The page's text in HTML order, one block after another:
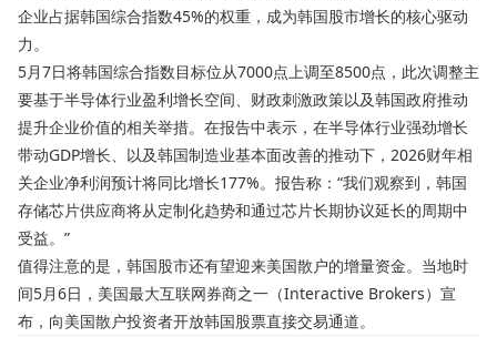
企业占据韩国综合指数45%的权重，成为韩国股市增长的核心驱动
力。
5月7日将韩国综合指数目标位从7000点上调至8500点，此次调整主
要基于半导体行业盈利增长空间、财政刺激政策以及韩国政府推动
提升企业价值的相关举措。在报告中表示，在半导体行业强劲增长
带动GDP增长、以及韩国制造业基本面改善的推动下，2026财年相
关企业净利润预计将同比增长177%。报告称：“我们观察到，韩国
存储芯片供应商将从定制化趋势和通过芯片长期协议延长的周期中
受益。”
值得注意的是，韩国股市还有望迎来美国散户的增量资金。当地时
间5月6日，美国最大互联网券商之一（Interactive Brokers）宣
布，向美国散户投资者开放韩国股票直接交易通道。